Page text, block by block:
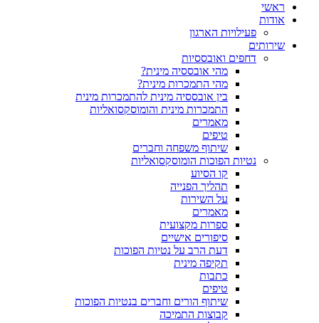
ראשי
אודות
פעילויות הארגון
שירותים
דחפים ואובססיות
מהי אובססיה מינית?
מהי התמכרות מינית?
בין אובססיה מינית להתמכרות מינית
התמכרות מינית והומוסקסואליות
מאמרים
טיפים
שיתוף משפחה וחברים
נטיות הפוכות הומוסקסואליות
קו הסיוע
תהליך הפנייה
על השירות
מאמרים
ספרות מקצועית
סיפורים אישיים
דעת הרב על נטיות הפוכות
תקיפה מינית
כתבות
טיפים
שיתוף הורים וחברים בנטיות הפוכות
קבוצות התמיכה